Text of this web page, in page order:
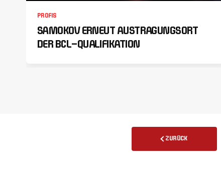
PROFIS
SAMOKOV ERNEUT AUSTRAGUNGSORT
DER BCL-QUALIFIKATION
ZURÜCK